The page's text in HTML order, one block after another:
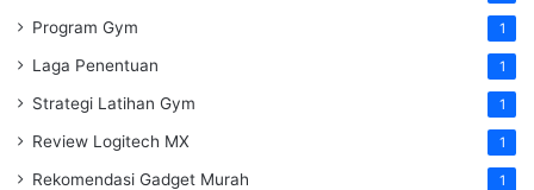
Program Gym 1
Laga Penentuan 1
Strategi Latihan Gym 1
Review Logitech MX 1
Rekomendasi Gadget Murah 1